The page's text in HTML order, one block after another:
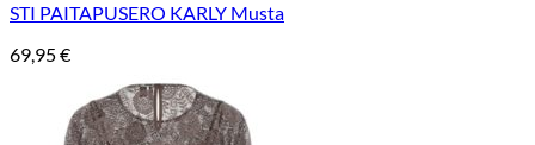
STI PAITAPUSERO KARLY Musta
69,95€